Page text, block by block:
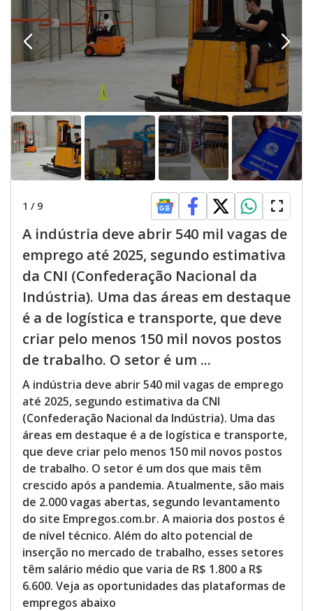
1 / 9
A indústria deve abrir 540 mil vagas de
emprego até 2025, segundo estimativa
da CNI (Confederação Nacional da
Indústria). Uma das áreas em destaque
é a de logística e transporte, que deve
criar pelo menos 150 mil novos postos
de trabalho. O setor é um ...
A indústria deve abrir 540 mil vagas de emprego
até 2025, segundo estimativa da CNI
(Confederação Nacional da Indústria). Uma das
áreas em destaque é a de logística e transporte,
que deve criar pelo menos 150 mil novos postos
de trabalho. O setor é um dos que mais têm
crescido após a pandemia. Atualmente, são mais
de 2.000 vagas abertas, segundo levantamento
do site Empregos.com.br. A maioria dos postos é
de nível técnico. Além do alto potencial de
inserção no mercado de trabalho, esses setores
têm salário médio que varia de R$ 1.800 a R$
6.600. Veja as oportunidades das plataformas de
empregos abaixo